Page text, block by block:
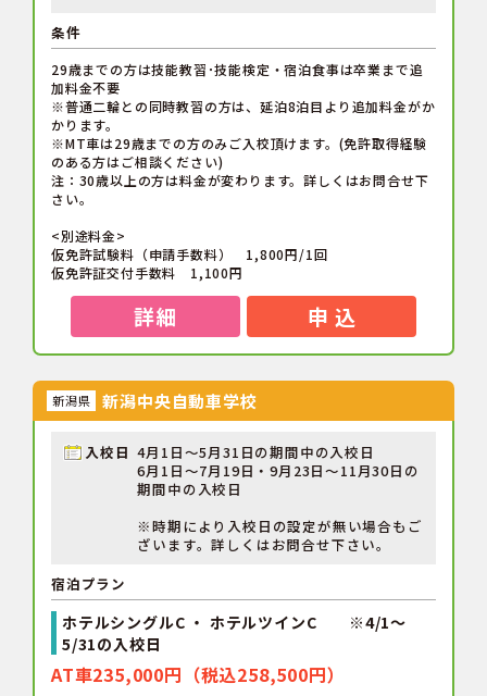
条件
29歳までの方は技能教習･技能検定・宿泊食事は卒業まで追
加料金不要
※普通二輪との同時教習の方は、延泊8泊目より追加料金がか
かります。
※MT車は29歳までの方のみご入校頂けます。(免許取得経験
のある方はご相談ください)
注：30歳以上の方は料金が変わります。詳しくはお問合せ下
さい。
<別途料金>
仮免許試験料（申請手数料） 1,800円/1回
仮免許証交付手数料 1,100円
詳細 申 込
新潟県 新潟中央自動車学校
入校日 4月1日～5月31日の期間中の入校日
6月1日～7月19日・9月23日～11月30日の
期間中の入校日
※時期により入校日の設定が無い場合もご
ざいます。詳しくはお問合せ下さい。
宿泊プラン
ホテルシングルC ・ ホテルツインC ※4/1～
5/31の入校日
AT車235,000円（税込258,500円）